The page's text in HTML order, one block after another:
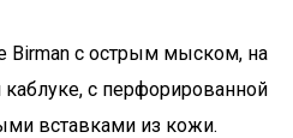
Birman с острым мыском, на
с перфорированной
вставками из кожи.